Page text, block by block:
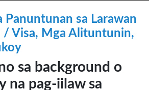
Panuntunan sa Larawan
/ Visa, Mga Alituntunin,
sa background o
na pag-iilaw sa